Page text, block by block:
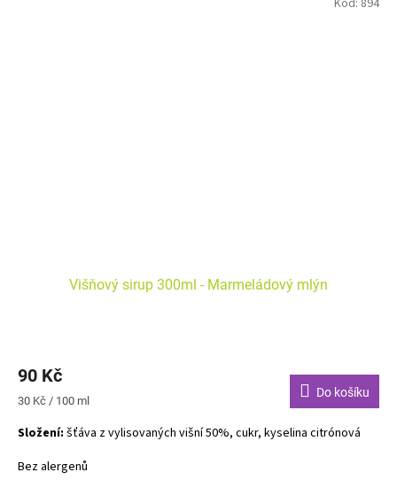
Višňový sirup 300ml - Marmeládový mlýn
90 Kč
Měrná
30 Kč / 100 ml
Do košíku
Složení: šťáva z vylisovaných višní 50%, cukr, kyselina citrónová
Bez alergenů